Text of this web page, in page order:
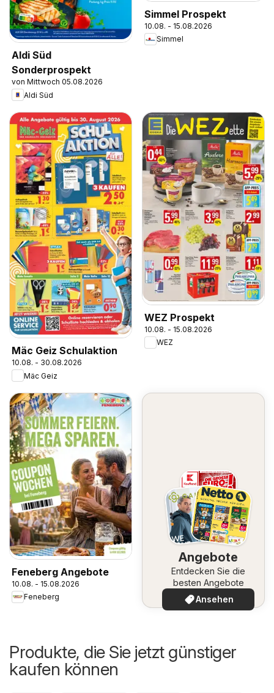
Aldi Süd
Sonderprospekt
von Mittwoch 05.08.2026
Aldi Süd
Simmel Prospekt
10.08. - 15.08.2026
Simmel
Mäc Geiz Schulaktion
10.08. - 30.08.2026
Mäc Geiz
WEZ Prospekt
10.08. - 15.08.2026
WEZ
Feneberg Angebote
10.08. - 15.08.2026
Feneberg
Angebote
Entdecken Sie die
besten Angebote
Ansehen
Produkte, die Sie jetzt günstiger
kaufen können